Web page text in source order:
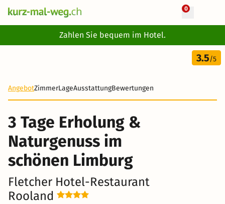
0
Zahlen Sie bequem im Hotel.
3.5/5
AngebotZimmerLageAusstattungBewertungen
3 Tage Erholung &
Naturgenuss im
schönen Limburg
Fletcher Hotel-Restaurant
Rooland